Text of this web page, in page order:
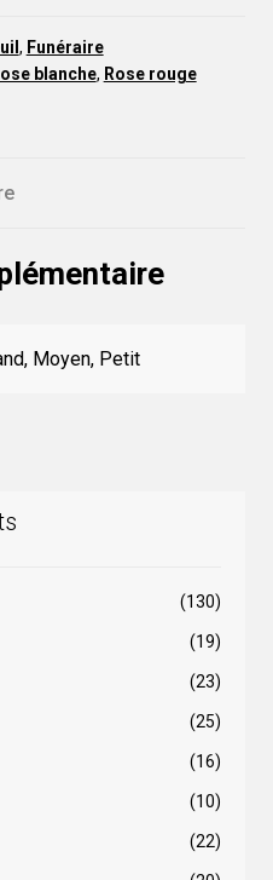
, Funéraire
blanche, Rose rouge
Moyen, Petit
(130)
(19)
(23)
(25)
(16)
(10)
(22)